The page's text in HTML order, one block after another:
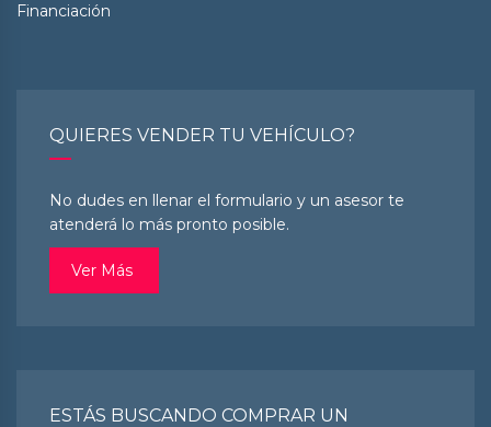
Financiación
QUIERES VENDER TU VEHÍCULO?
No dudes en llenar el formulario y un asesor te
atenderá lo más pronto posible.
Ver Más
ESTÁS BUSCANDO COMPRAR UN